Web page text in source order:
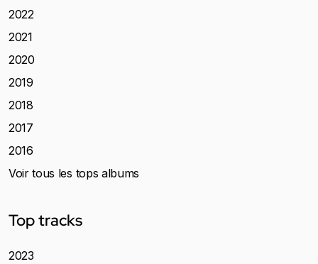
2022
2021
2020
2019
2018
2017
2016
Voir tous les tops albums
Top tracks
2023